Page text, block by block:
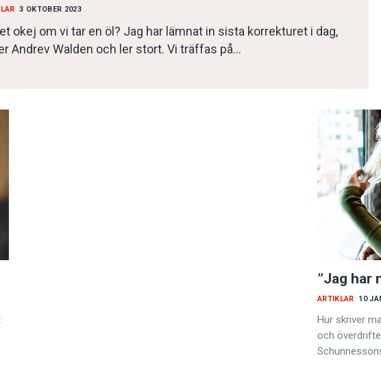
digitalt
3 OKTOBER 2023
okej om vi tar en öl? Jag har lämnat in sista korrekturet i dag,
Andrev Walden och ler stort. Vi träffas på…
”Jag har
10
ARTIKLAR
Hur skriver
och